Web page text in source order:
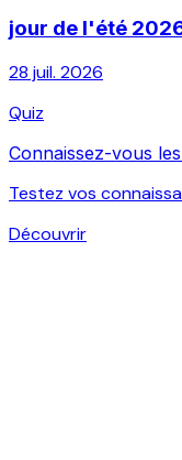
jour de l'été
28 juil. 2026
Quiz
Connaissez-vous
Testez vos
Découvrir